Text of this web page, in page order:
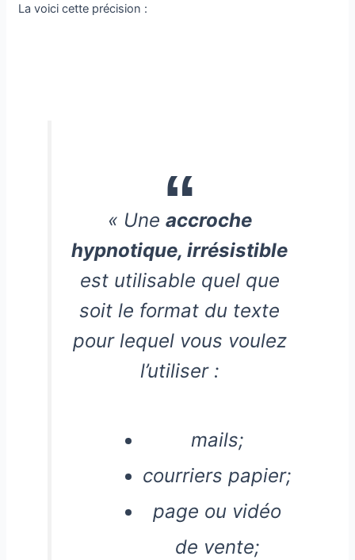
La voici cette précision :
« Une accroche
hypnotique, irrésistible
est utilisable quel que
soit le format du texte
pour lequel vous voulez
l’utiliser :
mails;
courriers papier;
page ou vidéo
de vente;